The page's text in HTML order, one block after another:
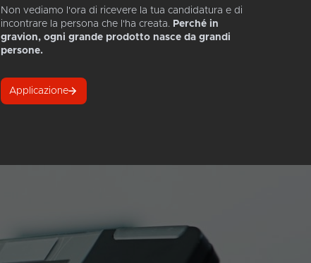
Non vediamo l'ora di ricevere la tua candidatura e di
incontrare la persona che l'ha creata. Perché in
gravion, ogni grande prodotto nasce da grandi
persone.
Applicazione